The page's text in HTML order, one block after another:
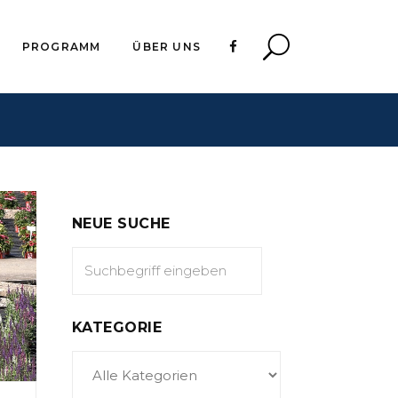
PROGRAMM ÜBER UNS
NEUE SUCHE
KATEGORIE